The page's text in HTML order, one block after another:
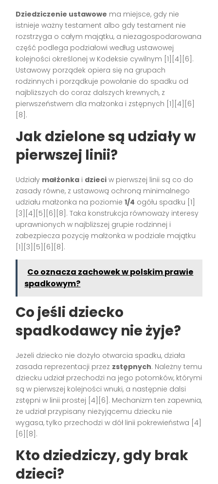
Dziedziczenie ustawowe ma miejsce, gdy nie
istnieje ważny testament albo gdy testament nie
rozstrzyga o całym majątku, a niezagospodarowana
część podlega podziałowi według ustawowej
kolejności określonej w Kodeksie cywilnym [1][4][6].
Ustawowy porządek opiera się na grupach
rodzinnych i porządkuje powołanie do spadku od
najbliższych do coraz dalszych krewnych, z
pierwszeństwem dla małżonka i zstępnych [1][4][6]
[8].
Jak dzielone są udziały w
pierwszej linii?
Udziały małżonka i dzieci w pierwszej linii są co do
zasady równe, z ustawową ochroną minimalnego
udziału małżonka na poziomie1/4 ogółu spadku [1]
[3][4][5][6][8]. Taka konstrukcja równoważy interesy
uprawnionych w najbliższej grupie rodzinnej i
zabezpiecza pozycję małżonka w podziale majątku
[1][3][5][6][8].
Co oznacza zachowek w polskim prawie
spadkowym?
Co jeśli dziecko
spadkodawcy nie żyje?
Jeżeli dziecko nie dożyło otwarcia spadku, działa
zasada reprezentacji przez zstępnych. Należny temu
dziecku udział przechodzi na jego potomków, którymi
są w pierwszej kolejności wnuki, a następnie dalsi
zstępni w linii prostej [4][6]. Mechanizm ten zapewnia,
że udział przypisany nieżyjącemu dziecku nie
wygasa, tylko przechodzi w dół linii pokrewieństwa [4]
[6][8].
Kto dziedziczy, gdy brak
dzieci?